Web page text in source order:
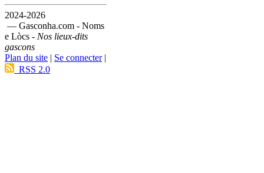
2024-2026
— Gasconha.com - Noms
e Lòcs - Nos lieux-dits
gascons
Plan du site | Se connecter|
RSS 2.0